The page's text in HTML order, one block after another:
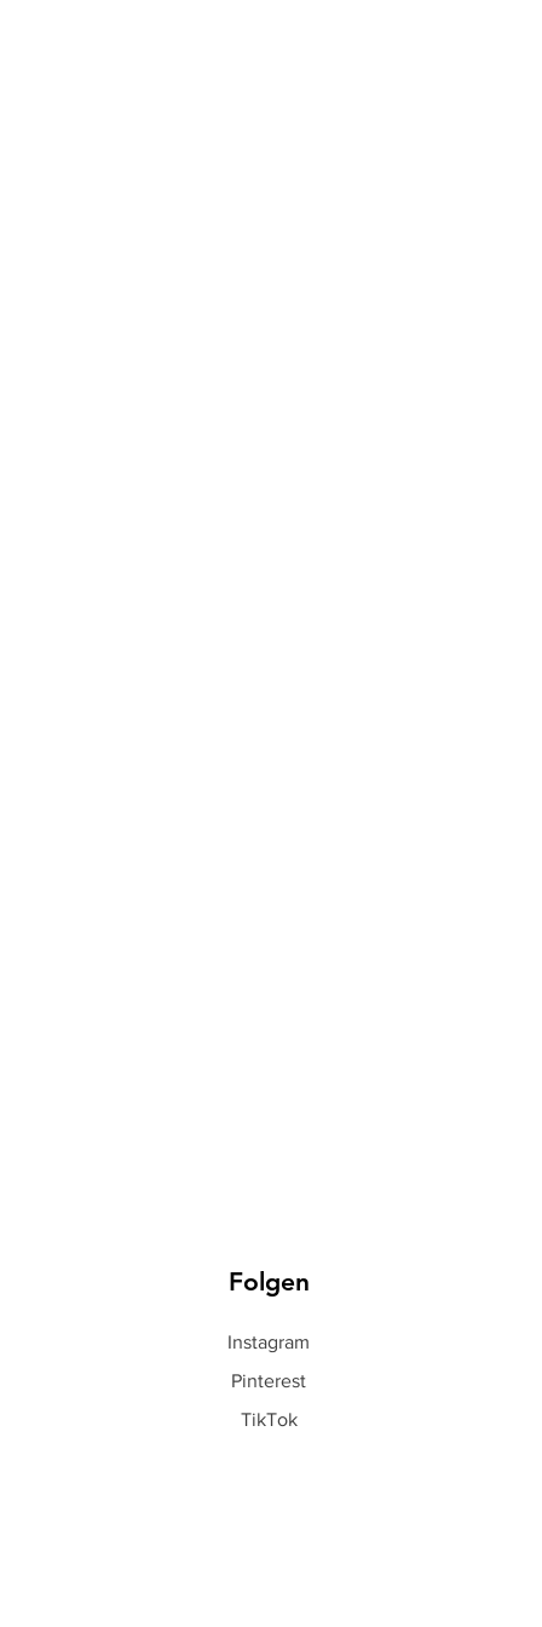
Folgen
Instagram
Pinterest
TikTok